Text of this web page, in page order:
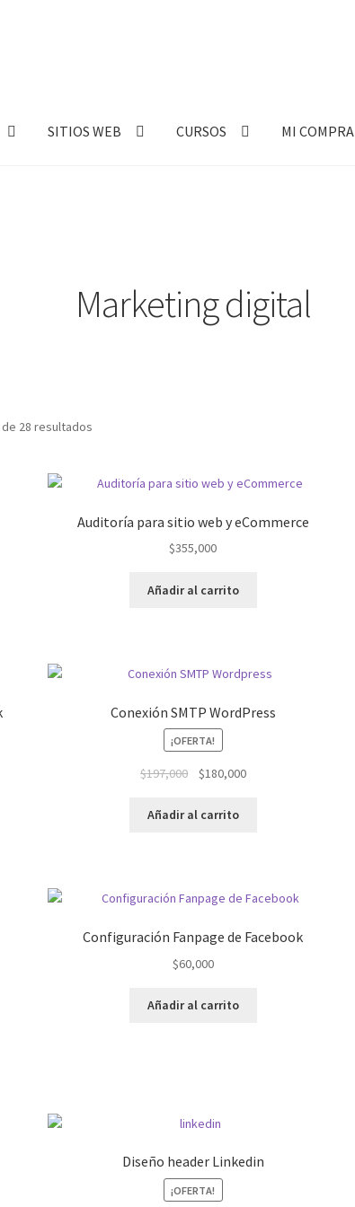
SITIOS WEB CURSOS MI COMPRA
Marketing digital
28 resultados
Auditoría para sitio web y eCommerce
$355,000
Añadir al carrito
Conexión SMTP WordPress
¡OFERTA!
$197,000
original
$180,000El
Añadir al carrito
Configuración Fanpage de Facebook
$60,000
Añadir al carrito
Diseño header Linkedin
¡OFERTA!